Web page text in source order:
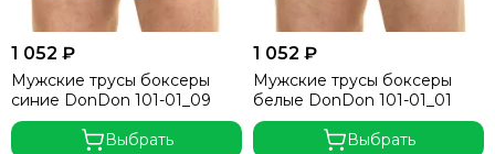
Pelican
Ticket to the Moon
Hipe
Gazzaz
1 052 ₽
Мужские трусы боксеры
синие DonDon 101-01_09
Выбрать
1 052 ₽
Мужские трусы боксеры
белые DonDon 101-01_01
Выбрать